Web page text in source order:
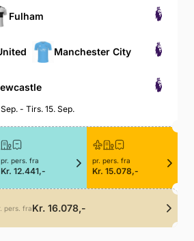
Fulham
Manchester City
Sep. - Tirs. 15. Sep.
pr. pers. fra
Kr. 12.441,-
pr. pers. fra
Kr. 15.078,-
pers. fraKr. 16.078,-